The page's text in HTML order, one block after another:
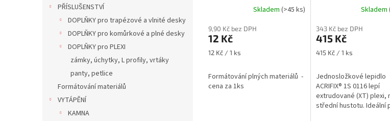
PŘÍSLUŠENSTVÍ
DOPLŇKY pro trapézové a vlnité desky
DOPLŇKY pro komůrkové a plné desky
DOPLŇKY pro PLEXI
zámky, úchytky, L profily, vrtáky
panty, petlice
Formátování materiálů
VYTÁPĚNÍ
KAMNA
Skladem (>45 ks)
9,90 Kč bez DPH
12 Kč
Měrná
12 Kč / 1 ks
Formátování plných materiálů -
cena za 1ks
Skladem
343 Kč bez DPH
415 Kč
Měrná
415 Kč / 1 ks
Jednosložkové lepidlo
ACRIFIX® 1S 0116 lepí
extrudované (XT) plexi,
střední hustotu. Ideální